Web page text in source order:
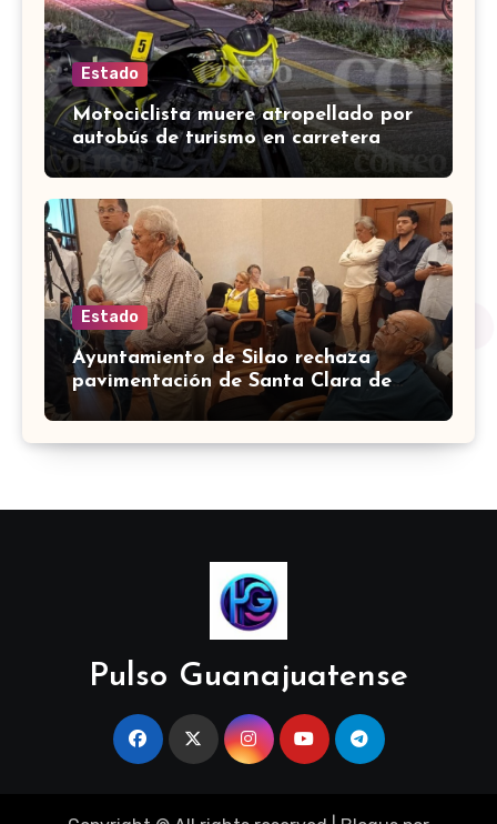
Estado
Motociclista muere atropellado por
autobús de turismo en carretera
León-San Francisco del Rincón
Estado
Ayuntamiento de Silao rechaza
pavimentación de Santa Clara de
Marines
Pulso Guanajuatense